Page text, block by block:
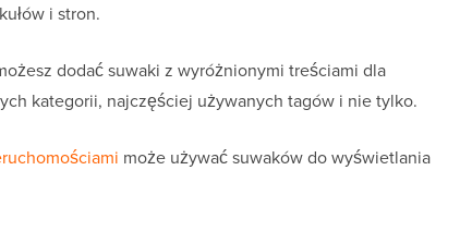
i stron.
dodać suwaki z wyróżnionymi treściami dla
kategorii, najczęściej używanych tagów i nie tylko.
może używać suwaków do wyświetlania